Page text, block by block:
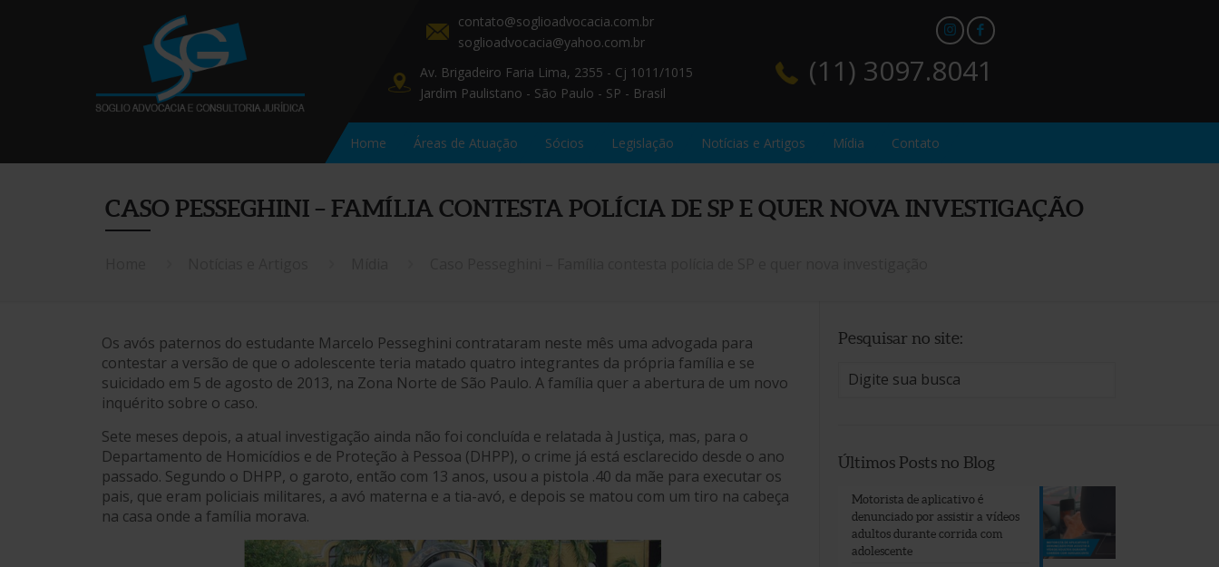
contato@soglioadvocacia.com.br
soglioadvocacia@yahoo.com.br
Av. Brigadeiro Faria Lima, 2355 - Cj 1011/1015
Jardim Paulistano - São Paulo - SP - Brasil
(11) 3097.8041
Home Áreas de Atuação Sócios Legislação Notícias e Artigos Mídia Contato
CASO PESSEGHINI – FAMÍLIA CONTESTA POLÍCIA DE SP E QUER NOVA INVESTIGAÇÃO
Os avós paternos do estudante Marcelo Pesseghini contrataram neste mês uma advogada para
contestar a versão de que o adolescente teria matado quatro integrantes da própria família e se
suicidado em 5 de agosto de 2013, na Zona Norte de São Paulo. A família quer a abertura de um novo
inquérito sobre o caso.
Sete meses depois, a atual investigação ainda não foi concluída e relatada à Justiça, mas, para o
Departamento de Homicídios e de Proteção à Pessoa (DHPP), o crime já está esclarecido desde o ano
passado. Segundo o DHPP, o garoto, então com 13 anos, usou a pistola .40 da mãe para executar os
pais, que eram policiais militares, a avó materna e a tia-avó, e depois se matou com um tiro na cabeça
na casa onde a família morava.
Pesquisar no site:
Últimos Posts no Blog
Motorista de aplicativo é
denunciado por assistir a vídeos
adultos durante corrida com
adolescente